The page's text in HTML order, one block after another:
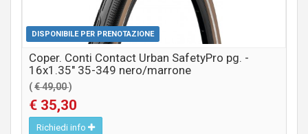
DISPONIBILE PER PRENOTAZIONE
Coper. Conti Contact Urban SafetyPro pg. -
16x1.35" 35-349 nero/marrone
(€ 49,00)
€ 35,30
Richiedi info